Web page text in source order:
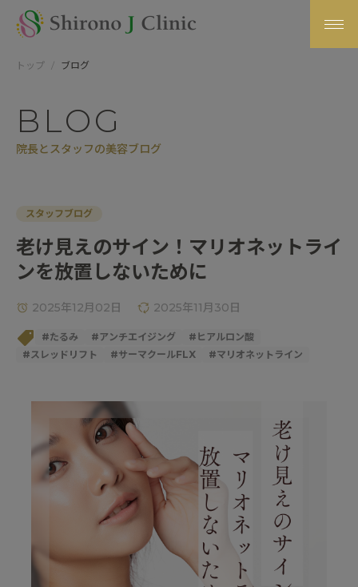
トップ ブログ
BLOG
院長とスタッフの美容ブログ
スタッフブログ
老け見えのサイン！マリオネットライ
ンを放置しないために
2025年12月02日 2025年11月30日
#たるみ #アンチエイジング # ヒアルロン酸
#スレッドリフト #サーマクールFLX #マリオネットライン